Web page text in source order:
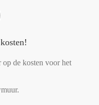
op de kosten voor het